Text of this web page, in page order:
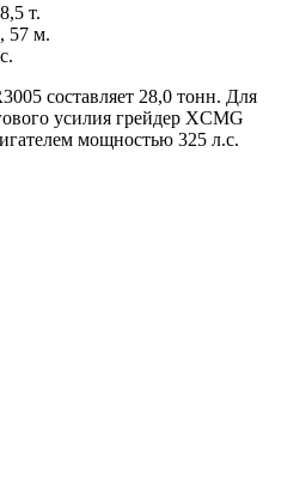
т.
57 м.
составляет 28,0 тонн. Для
усилия грейдер XCMG
мощностью 325 л.с.